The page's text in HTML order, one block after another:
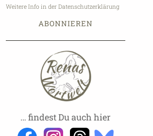
Weitere Info in der Datenschutzerklärung
… findest Du auch hier